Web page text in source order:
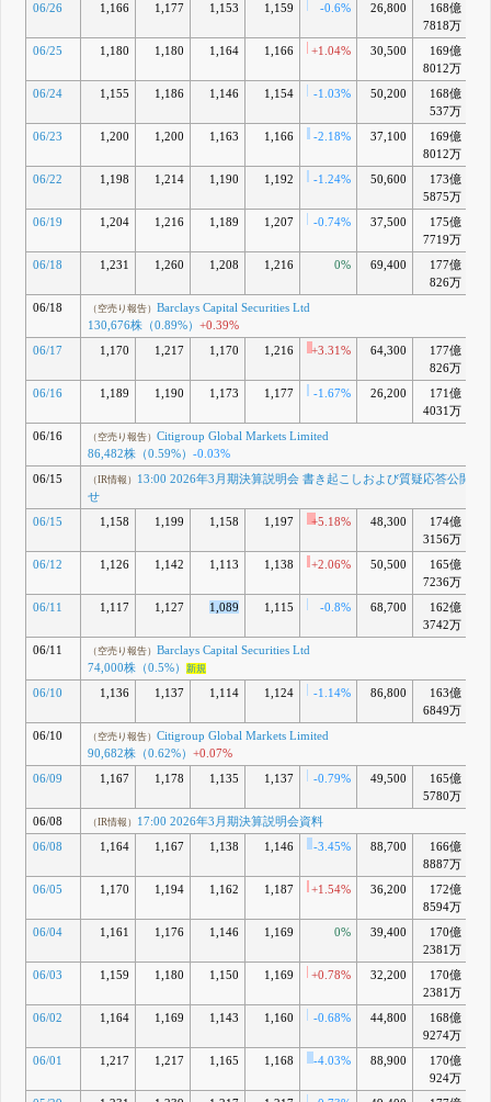
金の配当(増配)に
（IR情報）14:00
2026年3月期決算
(連結) 5月 12, 2026
員の異動に関する
お知らせ
06/26 1,166 1,177 1,153 1,159 -0.6% 26,800
168億
7818万
06/25 1,180 1,180 1,164 1,166 +1.04% 30,500
169億
8012万
06/24 1,155 1,186 1,146 1,154 -1.03% 50,200
168億
537万
06/23 1,200 1,200 1,163 1,166 -2.18% 37,100
169億
8012万
06/22 1,198 1,214 1,190 1,192 -1.24% 50,600
173億
5875万
06/19 1,204 1,216 1,189 1,207 -0.74% 37,500
175億
7719万
06/18 1,231 1,260 1,208 1,216 0% 69,400
177億
826万
06/18 （空売り報告） Barclays Capital Securities Ltd
130,676株（0.89%） +0.39%
06/17
1,170 1,217 1,170 1,216 +3.31% 64,300
177億
826万
06/16 1,189 1,190 1,173 1,177 -1.67% 26,200
171億
4031万
06/16 （空売り報告） Citigroup Global Markets Limited
86,482株（0.59%） -0.03%
06/15
（IR情報） 13:00 2026年3月期決算説明会 書き起こしおよび質疑応答公開の
せ
06/15
1,158 1,199 1,158 1,197 +5.18% 48,300
174億
3156万
06/12 1,126 1,142 1,113 1,138 +2.06% 50,500
165億
7236万
06/11 1,117 1,127 1,089 1,115 -0.8% 68,700
162億
3742万
06/11 （空売り報告） Barclays Capital Securities Ltd
74,000株（0.5%）
新規
06/10 1,136 1,137 1,114 1,124 -1.14% 86,800
163億
6849万
06/10 （空売り報告） Citigroup Global Markets Limited
90,682株（0.62%） +0.07%
06/09
1,167 1,178 1,135 1,137 -0.79% 49,500
165億
5780万
06/08 （IR情報） 17:00 2026年3月期決算説明会資料
06/08
1,164 1,167 1,138 1,146 -3.45% 88,700
166億
8887万
06/05 1,170 1,194 1,162 1,187 +1.54% 36,200
172億
8594万
06/04 1,161 1,176 1,146 1,169 0% 39,400
170億
2381万
06/03 1,159 1,180 1,150 1,169 +0.78% 32,200
170億
2381万
06/02 1,164 1,169 1,143 1,160 -0.68% 44,800
168億
9274万
06/01 1,217 1,217 1,165 1,168 -4.03% 88,900
170億
924万